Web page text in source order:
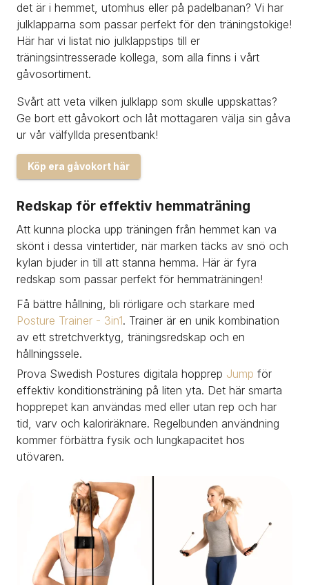
det är i hemmet, utomhus eller på padelbanan? Vi har
julklapparna som passar perfekt för den träningstokige!
Här har vi listat nio julklappstips till er
träningsintresserade kollega, som alla finns i vårt
gåvosortiment.
Svårt att veta vilken julklapp som skulle uppskattas?
Ge bort ett gåvokort och låt mottagaren välja sin gåva
ur vår välfyllda presentbank!
Köp era gåvokort här
Redskap för effektiv hemmaträning
Att kunna plocka upp träningen från hemmet kan va
skönt i dessa vintertider, när marken täcks av snö och
kylan bjuder in till att stanna hemma. Här är fyra
redskap som passar perfekt för hemmaträningen!
Posture Trainer - 3in1. Trainer är en unik kombination
av ett stretchverktyg, träningsredskap och en
hållningssele.
Prova Swedish Postures digitala hopprep Jump för
effektiv konditionsträning på liten yta. Det här smarta
hopprepet kan användas med eller utan rep och har
tid, varv och kaloriräknare. Regelbunden användning
kommer förbättra fysik och lungkapacitet hos
utövaren.